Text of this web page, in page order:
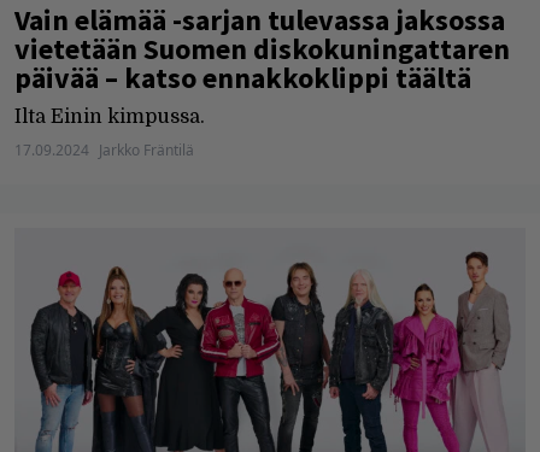
Vain elämää -sarjan tulevassa jaksossa
vietetään Suomen diskokuningattaren
päivää – katso ennakkoklippi täältä
Ilta Einin kimpussa.
17.09.2024 Jarkko Fräntilä